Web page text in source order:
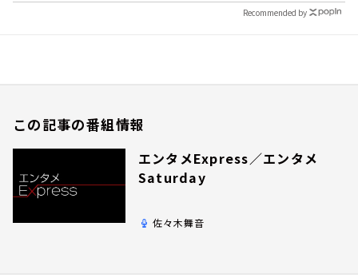
Recommended by
この記事の番組情報
エンタメExpress／エンタメ
Saturday
佐々木舞音